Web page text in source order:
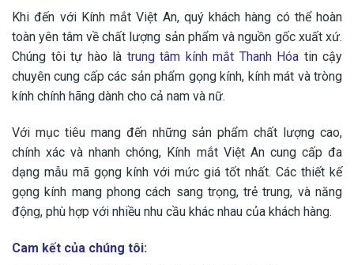
Khi đến với Kính mắt Việt An, quý khách hàng có thể hoàn
toàn yên tâm về chất lượng sản phẩm và nguồn gốc xuất xứ.
Chúng tôi tự hào là trung tâm kính mắt Thanh Hóa tin cậy
chuyên cung cấp các sản phẩm gọng kính, kính mát và tròng
kính chính hãng dành cho cả nam và nữ.
Với mục tiêu mang đến những sản phẩm chất lượng cao,
chính xác và nhanh chóng, Kính mắt Việt An cung cấp đa
dạng mẫu mã gọng kính với mức giá tốt nhất. Các thiết kế
gọng kính mang phong cách sang trọng, trẻ trung, và năng
động, phù hợp với nhiều nhu cầu khác nhau của khách hàng.
Cam kết của chúng tôi: